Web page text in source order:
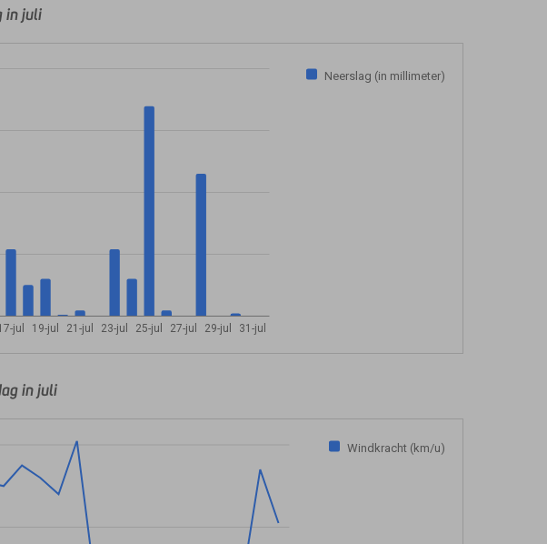
in juli
Neerslag (in millimeter)
jul 19-jul 21-jul 23-jul 25-jul 27-jul 29-jul 31-jul
in juli
Windkracht (km/u)